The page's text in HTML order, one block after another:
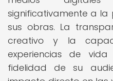
significativamente a
sus obras. La
creativo y la
experiencias de
fidelidad de su